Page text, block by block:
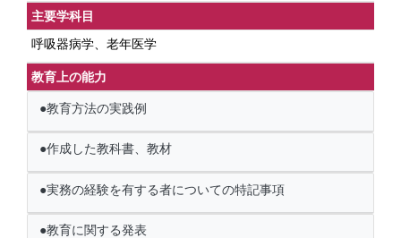
主要学科目
呼吸器病学、老年医学
教育上の能力
●教育方法の実践例
●作成した教科書、教材
●実務の経験を有する者についての特記事項
●教育に関する発表